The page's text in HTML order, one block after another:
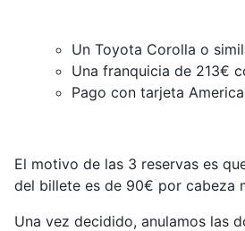
Un Toyota Corolla o
Una franquicia de 213€
Pago con tarjeta
El motivo de las 3 reservas es
del billete es de 90€ por cabeza
Una vez decidido, anulamos las